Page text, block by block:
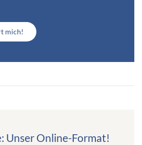
mich!
Unser Online-Format!